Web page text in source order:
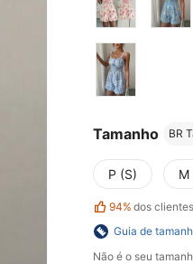
Tamanho BR
P (S) M
94% dos
Guia de
Não é o seu